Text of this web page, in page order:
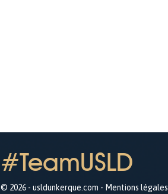
#TeamUSLD
© 2026 - usldunkerque.com - Mentions légales